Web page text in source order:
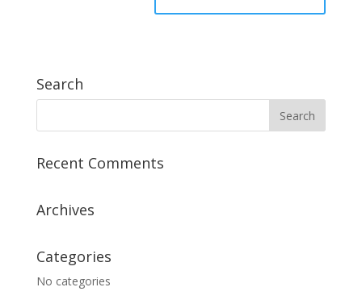
Search
Recent Comments
Archives
Categories
No categories